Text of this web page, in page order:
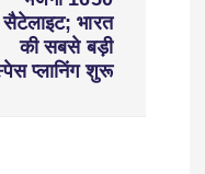
सैटेलाइट; भारत
की सबसे बड़ी
प्लानिंग शुरू